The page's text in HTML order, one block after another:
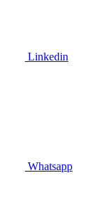
Linkedin
Whatsapp